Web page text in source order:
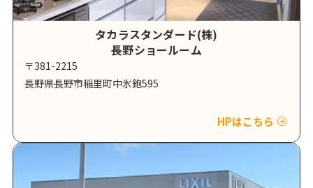
タカラスタンダード(株)
長野ショールーム
〒381-2215
長野県長野市稲里町中氷鉋595
HPはこちら